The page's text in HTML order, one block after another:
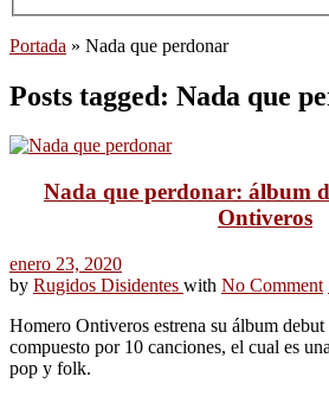
Portada » Nada que perdonar
Posts tagged: Nada que
Nada que perdonar: álbum
Ontiveros
enero 23, 2020
by Rugidos Disidentes with No Comment
Homero Ontiveros estrena su álbum debut
compuesto por 10 canciones, el cual es
pop y folk.